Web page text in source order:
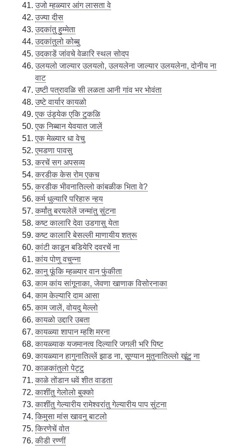
उजो म्हळ्यार आंग लासता वे
उज्या दीस
उदकांतु हुम्मेता
उदकांतुलो कोब्बु
उदकाडें जांवचे वेळारि स्थल सोदप
उलयलो जाल्यार उलयलो, उलयलेना जाल्यार उलयलेना, दोनीय ना
वाट
उष्टी पत्रावळि सी लळता आनी गांव भर भोवंता
उष्टे वार्यार कायळो
एक उंड्येक एकि टुकळि
एक निब्बान येवयात जालें
एक मेळ्यार धा वेचु
एमडणा पावसु
करचें सग अपसव्य
करडीक केस रोम एकच
करडीक भीवनातिल्लो कांबळीक भिता वे?
कर्म धुल्यारि परिहारु न्हय
कर्मांतु बरयलेलें जन्मांतु सुंटना
कष्ट कालारि देवा उडगासु येता
कष्ट कालारि बेसल्ली माणायीय शत्रू
कांटी काडून बडियेरि दवरचें ना
कांय पोणु वचुन्ना
कानु फूंकि म्हळ्यार वान फुंकीता
काम कांय सांगूनाका, जेवणा खाणाक विसोरनाका
काम केल्यारि दाम आसा
काम जालें, वोयदु मेल्लो
कायळो उद्दारि उबता
कायळ्या शापान म्हशि मरना
कायळ्याक यजमानत्व दिल्यारि जगली भरि पिष्ट
कायळ्यान हागुनातिल्लें झाड ना, सूण्यान मुतुनातिल्लो खूंटु ना
काळकांतुलो पेट्टु
काळे तोंडान धवें शीत वाडता
काशींतु गेलोलो बुक्को
काशींतु गेल्यारीय रामेश्वरांतु गेल्यारीय पाप सुंटना
किमुसा मांस खावनु बाटलो
किरणेचें वोत
कीडी रण्णीं